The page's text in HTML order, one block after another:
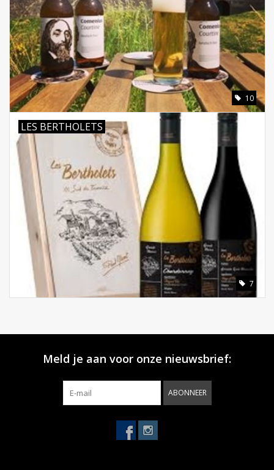
10
LES BERTHOLETS
7
Meld je aan voor onze nieuwsbrief:
ABONNEER